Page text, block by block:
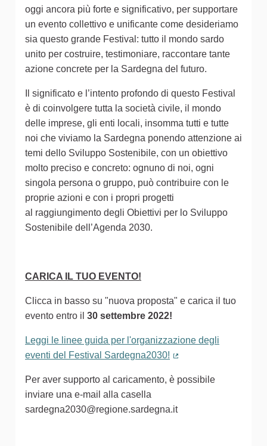
oggi ancora più forte e significativo, per supportare
un evento collettivo e unificante come desideriamo
sia questo grande Festival: tutto il mondo sardo
unito per costruire, testimoniare, raccontare tante
azione concrete per la Sardegna del futuro.
Il significato e l’intento profondo di questo Festival
è di coinvolgere tutta la società civile, il mondo
delle imprese, gli enti locali, insomma tutti e tutte
noi che viviamo la Sardegna ponendo attenzione ai
temi dello Sviluppo Sostenibile, con un obiettivo
molto preciso e concreto: ognuno di noi, ogni
singola persona o gruppo, può contribuire con le
proprie azioni e con i propri progetti
al raggiungimento degli Obiettivi per lo Sviluppo
Sostenibile dell’Agenda 2030.
CARICA IL TUO EVENTO!
Clicca in basso su "nuova proposta" e carica il tuo
evento entro il 30 settembre 2022!
Leggi le linee guida per l'organizzazione degli
eventi del Festival Sardegna2030!
Per aver supporto al caricamento, è possibile
inviare una e-mail alla casella
sardegna2030@regione.sardegna.it